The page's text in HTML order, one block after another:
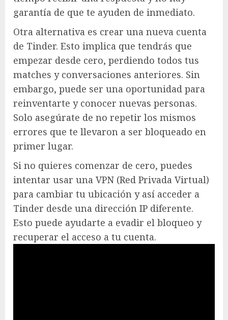
garantía de que te ayuden de inmediato.
Otra alternativa es crear una nueva cuenta
de Tinder. Esto implica que tendrás que
empezar desde cero, perdiendo todos tus
matches y conversaciones anteriores. Sin
embargo, puede ser una oportunidad para
reinventarte y conocer nuevas personas.
Solo asegúrate de no repetir los mismos
errores que te llevaron a ser bloqueado en
primer lugar.
Si no quieres comenzar de cero, puedes
intentar usar una VPN (Red Privada Virtual)
para cambiar tu ubicación y así acceder a
Tinder desde una dirección IP diferente.
Esto puede ayudarte a evadir el bloqueo y
recuperar el acceso a tu cuenta.